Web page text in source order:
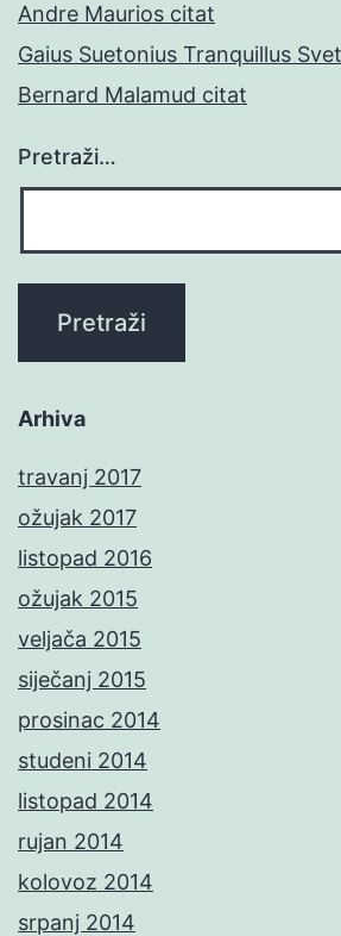
Andre Maurios citat
Gaius Suetonius Tranquillus
Bernard Malamud citat
Pretraži…
Arhiva
travanj 2017
ožujak 2017
listopad 2016
ožujak 2015
veljača 2015
siječanj 2015
prosinac 2014
studeni 2014
listopad 2014
rujan 2014
kolovoz 2014
srpanj 2014